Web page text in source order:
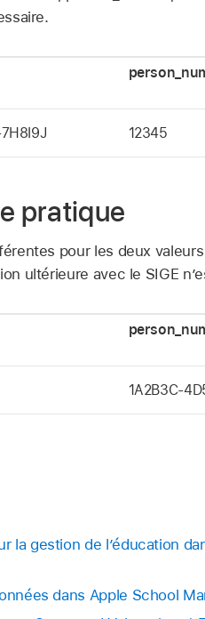
12345
pratique
pour les deux
ultérieure avec le SIGE
1A2B3C-
la gestion de l’éducation
dans Apple School